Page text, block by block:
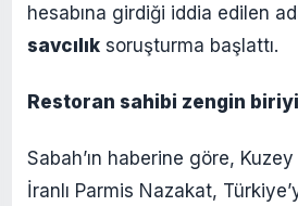
hesabına girdiği iddia edilen
savcılık soruşturma başlattı.
Restoran sahibi zengin
Sabah’ın haberine göre, Kuzey
İranlı Parmis Nazakat,